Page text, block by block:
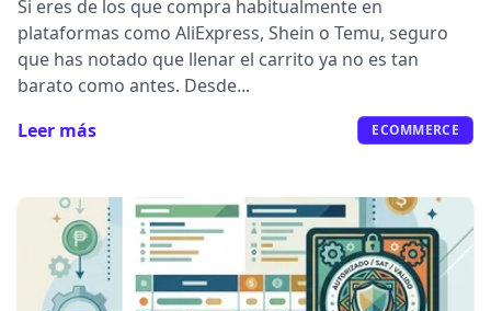
Si eres de los que compra habitualmente en
plataformas como AliExpress, Shein o Temu, seguro
que has notado que llenar el carrito ya no es tan
barato como antes. Desde...
Leer más
ECOMMERCE